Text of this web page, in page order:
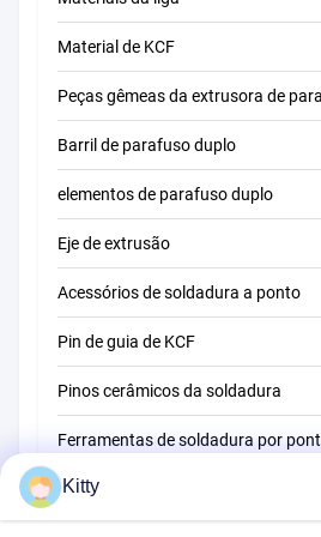
Material de KCF
Peças gêmeas da extrusora de
Barril de parafuso duplo
elementos de parafuso duplo
Eje de extrusão
Acessórios de soldadura a ponto
Pin de guia de KCF
Pinos cerâmicos da soldadura
Ferramentas de soldadura por
Máquina de soldadura do ponto da
Kitty